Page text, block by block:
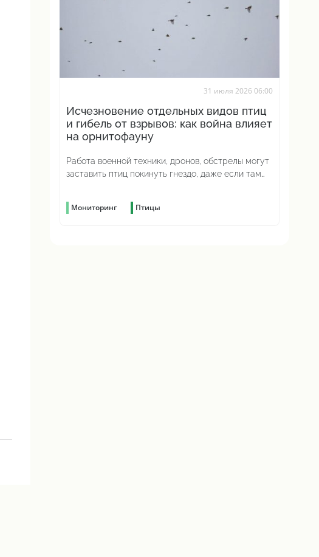
31 июля 2026 06:00
Исчезновение отдельных видов птиц
и гибель от взрывов: как война влияет
на орнитофауну
Работа военной техники, дронов, обстрелы могут
заставить птиц покинуть гнездо, даже если там
Мониторинг Птицы